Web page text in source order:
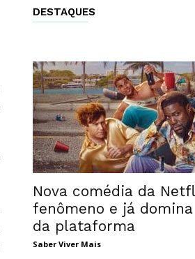
DESTAQUES
Nova comédia da
fenômeno e já domina
da plataforma
Saber Viver Mais